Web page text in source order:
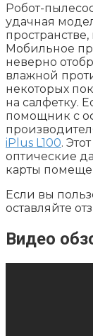
Робот-
удачная
Мобильное
неверно
влажной
некоторых
на салфетку.
помощник с
iPlus L100.
оптические
карты
Если вы
оставляйте
Видео